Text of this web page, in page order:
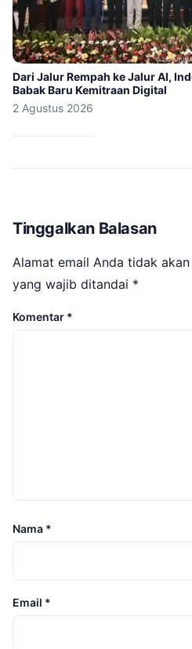
Dari Jalur Rempah ke Jalur AI,
Babak Baru Kemitraan Digital
2 Agustus 2026
Tinggalkan Balasan
Alamat email Anda tidak
yang wajib ditandai *
Komentar *
Nama *
Email *